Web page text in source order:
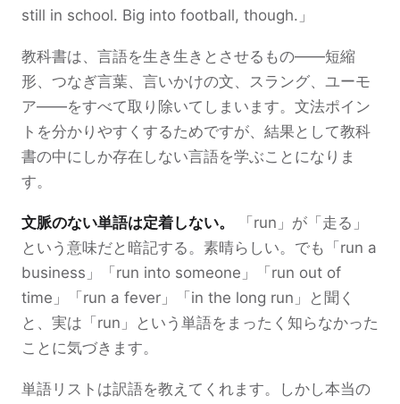
still in school. Big into football, though.」
教科書は、言語を生き生きとさせるもの——短縮
形、つなぎ言葉、言いかけの文、スラング、ユーモ
ア——をすべて取り除いてしまいます。文法ポイン
トを分かりやすくするためですが、結果として教科
書の中にしか存在しない言語を学ぶことになりま
す。
文脈のない単語は定着しない。
「run」が「走る」
という意味だと暗記する。素晴らしい。でも「run a
business」「run into someone」「run out of
time」「run a fever」「in the long run」と聞く
と、実は「run」という単語をまったく知らなかった
ことに気づきます。
単語リストは訳語を教えてくれます。しかし本当の